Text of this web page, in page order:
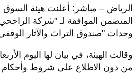
الرياض – مباشر: أعلنت هيئة السوق
المتضمن الموافقة لـ "شركة
وحدات "صندوق التراث والآثار
وقالت الهيئة، في بيان لها اليوم
من دون الاطلاع على شروط وأحكام